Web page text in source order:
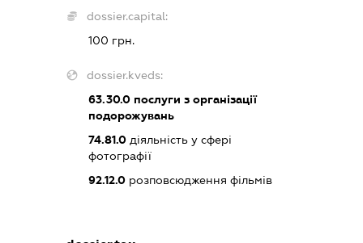
dossier.capital:
100 грн.
dossier.kveds:
63.30.0 послуги з організації
подорожувань
74.81.0 діяльність у сфері
фотографії
92.12.0 розповсюдження фільмів